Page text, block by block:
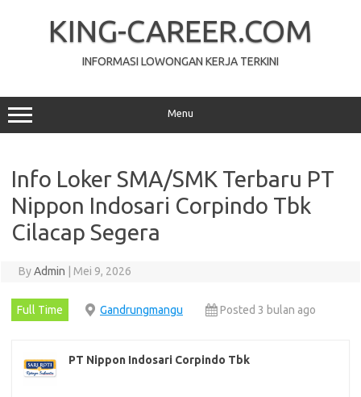
KING-CAREER.COM
INFORMASI LOWONGAN KERJA TERKINI
Menu
Info Loker SMA/SMK Terbaru PT
Nippon Indosari Corpindo Tbk
Cilacap Segera
ByAdmin Mei 9, 2026
Full Time Gandrungmangu Posted 3 bulan ago
PT Nippon Indosari Corpindo Tbk